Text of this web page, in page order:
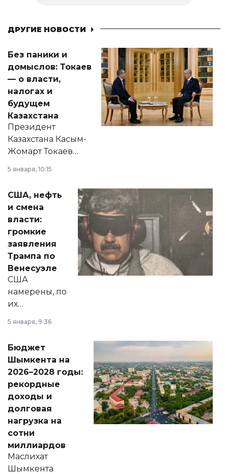
ДРУГИЕ НОВОСТИ
Без паники и
домыслов: Токаев
— о власти,
налогах и
будущем
Казахстана
Президент
Казахстана Касым-
Жомарт Токаев
сразу несколько
актуальных тем —
от слухов о
политических
реформах до
вопросов армии,
экономики и
личного здоровья.
5 января, 10:15
США, нефть
и смена
власти:
громкие
заявления
Трампа по
Венесуэле
США
намерены, по
их
принести
народу
Венесуэлы.
5 января, 9:36
Бюджет
Шымкента на
2026–2028 годы:
рекордные
доходы и
долговая
нагрузка на
сотни
миллиардов
Маслихат
Шымкента